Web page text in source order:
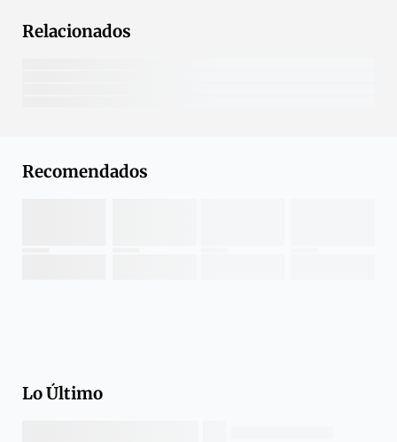
Relacionados
Recomendados
Lo Último